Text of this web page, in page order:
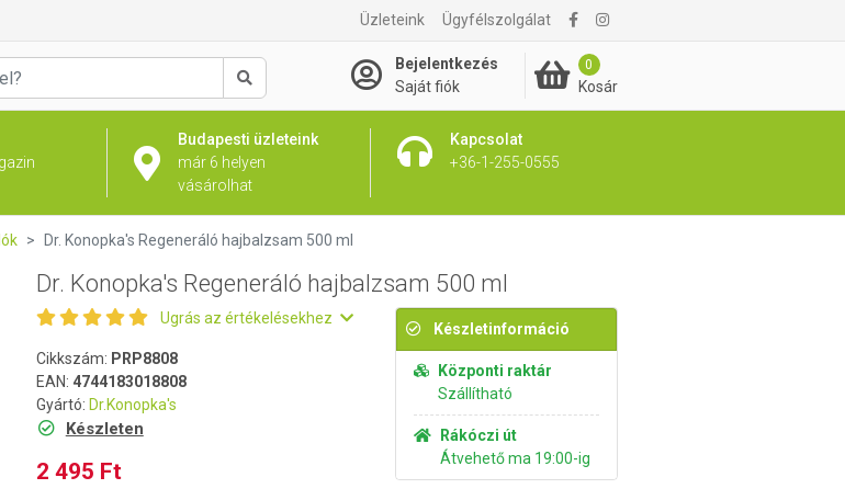
Üzleteink Ügyfélszolgálat
Keresés
Bejelentkezés
Saját fiók
0
Kosár
Budapesti üzleteink
már 6 helyen
vásárolhat
Kapcsolat
+36-1-255-0555
2 495 Ft Kosárba rakom
Dr. Konopka's Regeneráló hajbalzsam 500 ml
Dr. Konopka's Regeneráló hajbalzsam 500 ml
Ugrás az értékelésekhez
Cikkszám: PRP8808
EAN: 4744183018808
Gyártó: Dr.Konopka's
Készleten
2 495 Ft
Készletinformáció
Központi raktár
Szállítható
Rákóczi út
Átvehető ma 19:00-ig